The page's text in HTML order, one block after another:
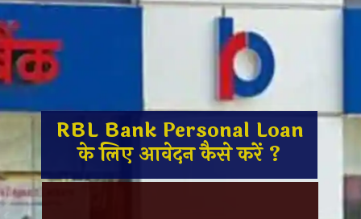
RBL Bank Personal Loan
के लिए आवेदन कैसे करें ?